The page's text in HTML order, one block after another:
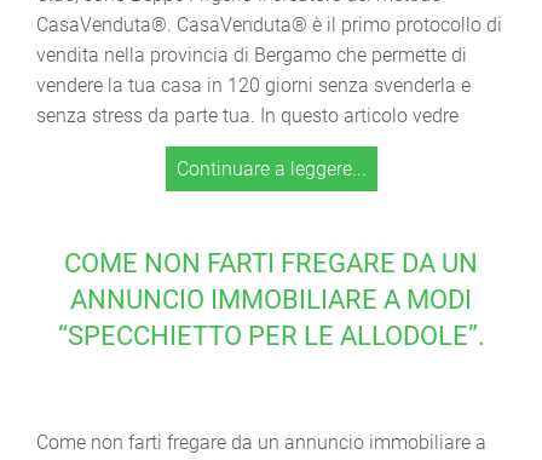
CasaVenduta®. CasaVenduta® è il primo protocollo di
vendita nella provincia di Bergamo che permette di
vendere la tua casa in 120 giorni senza svenderla e
senza stress da parte tua. In questo articolo vedre
Continuare a leggere...
COME NON FARTI FREGARE DA UN
ANNUNCIO IMMOBILIARE A MODI
“SPECCHIETTO PER LE ALLODOLE”.
Come non farti fregare da un annuncio immobiliare a